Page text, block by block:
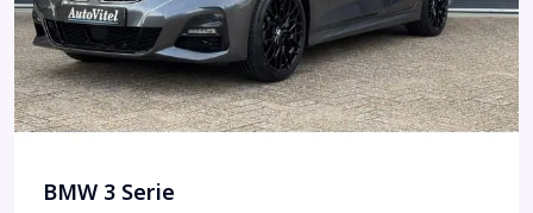
BMW 3 Serie